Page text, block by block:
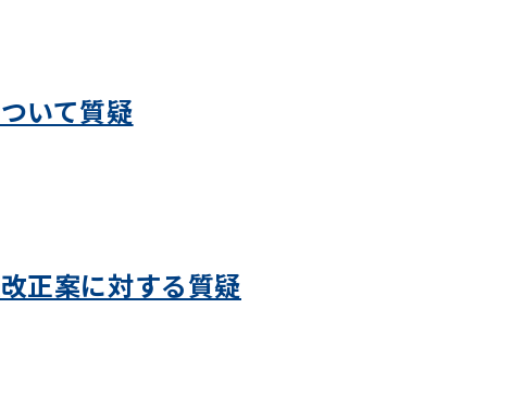
いて質疑
正案に対する質疑